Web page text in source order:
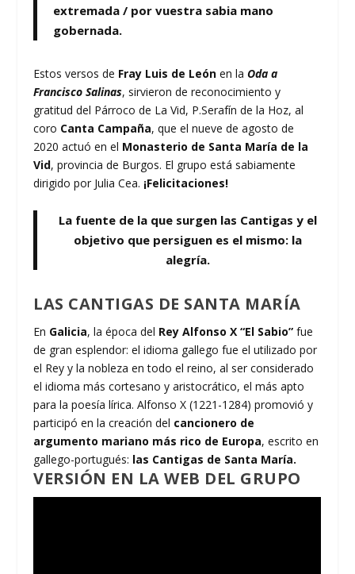
extremada / por vuestra sabia mano
gobernada.
Estos versos de Fray Luis de León en laOda a
Francisco Salinas, sirvieron de reconocimiento y
gratitud del Párroco de La Vid, P.Serafín de la Hoz, al
coro Canta Campaña, que el nueve de agosto de
2020 actuó en el Monasterio de Santa María de la
Vid, provincia de Burgos. El grupo está sabiamente
dirigido por Julia Cea. ¡Felicitaciones!
La fuente de la que surgen las Cantigas y el
objetivo que persiguen es el mismo: la
alegría.
LAS CANTIGAS DE SANTA MARÍA
En Galicia, la época del Rey Alfonso X “El Sabio” fue
de gran esplendor: el idioma gallego fue el utilizado por
el Rey y la nobleza en todo el reino, al ser considerado
el idioma más cortesano y aristocrático, el más apto
para la poesía lírica. Alfonso X (1221-1284) promovió y
participó en la creación del cancionero de
argumento mariano más rico de Europa, escrito en
gallego-portugués: las Cantigas de Santa María.
VERSIÓN EN LA WEB DEL GRUPO